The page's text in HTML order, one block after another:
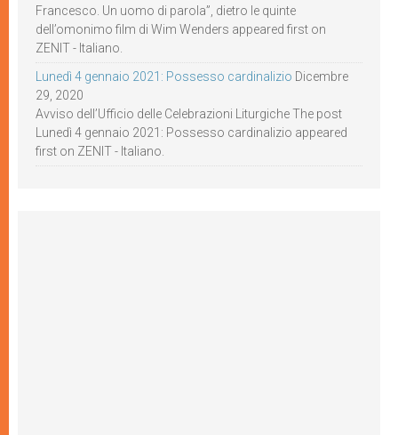
Francesco. Un uomo di parola”, dietro le quinte
dell’omonimo film di Wim Wenders appeared first on
ZENIT - Italiano.
Lunedì 4 gennaio 2021: Possesso cardinalizio Dicembre
29, 2020
Avviso dell’Ufficio delle Celebrazioni Liturgiche The post
Lunedì 4 gennaio 2021: Possesso cardinalizio appeared
first on ZENIT - Italiano.